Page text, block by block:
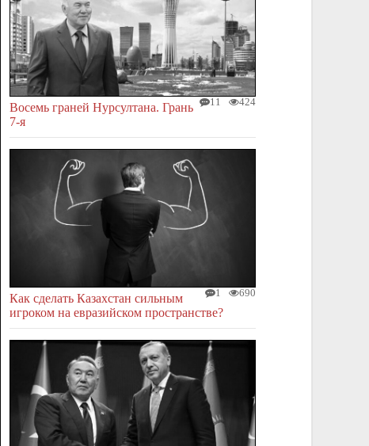
11 424
Восемь граней Нурсултана. Грань
7-я
1 690
Как сделать Казахстан сильным
игроком на евразийском пространстве?